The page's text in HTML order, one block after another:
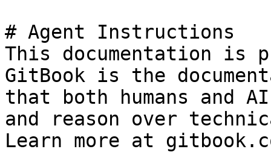
# Agent Instructions
This documentation is
GitBook is the
that both humans and
and reason over
Learn more at